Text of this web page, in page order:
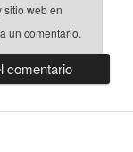
sitio web en
un comentario.